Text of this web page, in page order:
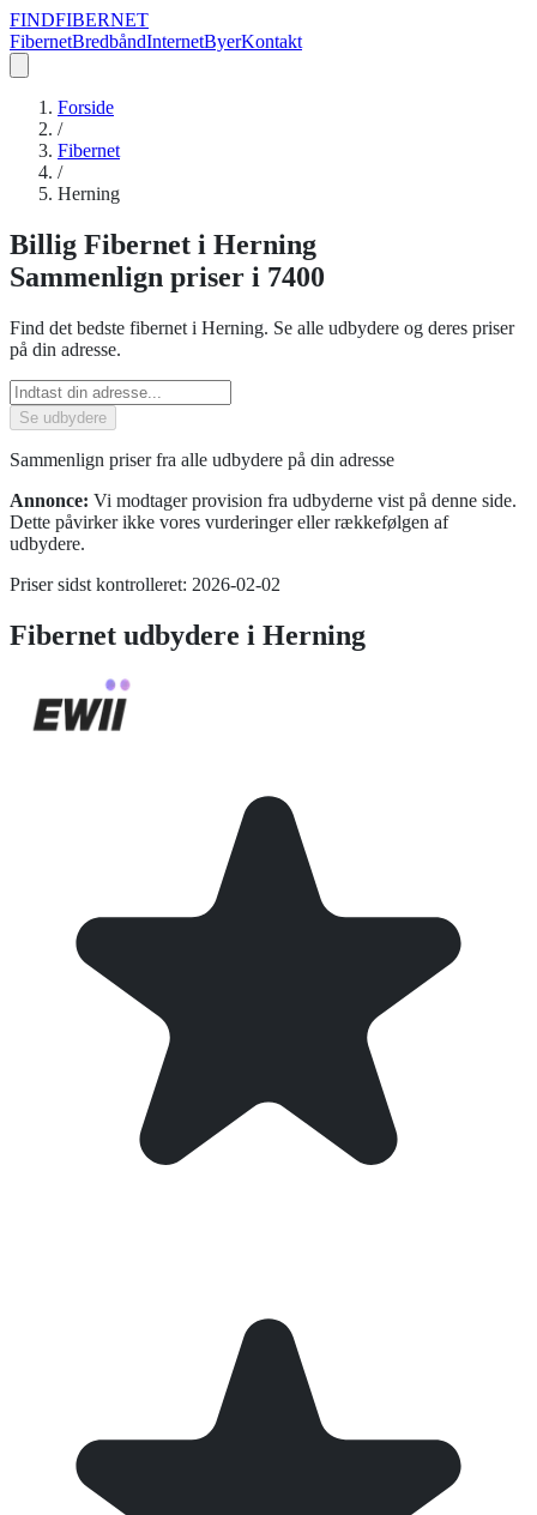
FINDFIBERNET
FibernetBredbåndInternetByerKontakt
Forside
/
Fibernet
/
Herning
Billig Fibernet i Herning
Sammenlign priser i 7400
Find det bedste fibernet i Herning. Se alle udbydere og deres priser
på din adresse.
Se udbydere
Sammenlign priser fra alle udbydere på din adresse
Annonce: Vi modtager provision fra udbyderne vist på denne side.
Dette påvirker ikke vores vurderinger eller rækkefølgen af
udbydere.
Priser sidst kontrolleret: 2026-02-02
Fibernet udbydere i Herning